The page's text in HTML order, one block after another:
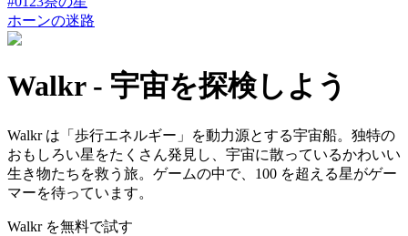
ホーンの迷路
Walkr- 宇宙を探検しよう
Walkr は「歩行エネルギー」を動力源とする宇宙船。独特の
おもしろい星をたくさん発見し、宇宙に散っているかわいい
生き物たちを救う旅。ゲームの中で、100 を超える星がゲー
マーを待っています。
Walkr を無料で試す